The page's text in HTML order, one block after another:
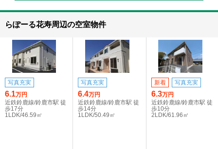
らぽーる花寿周辺の空室物件
写真充実
6.1万円
近鉄鈴鹿線/鈴鹿市駅 徒
歩17分
1LDK/46.59㎡
写真充実
6.4万円
近鉄鈴鹿線/鈴鹿市駅 徒
歩14分
1LDK/50.49㎡
新着 写真充実
6.3万円
近鉄鈴鹿線/鈴鹿市駅 徒
歩10分
2LDK/61.96㎡